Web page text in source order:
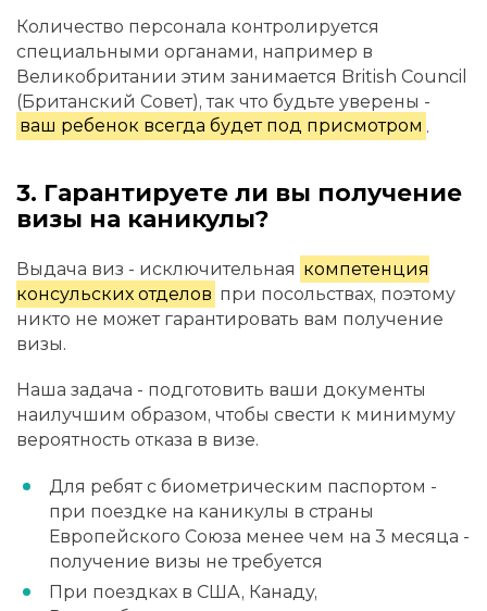
Количество персонала контролируется
специальными органами, например в
Великобритании этим занимается British Council
(Британский Совет), так что будьте уверены -
ваш ребенок всегда будет под присмотром .
3. Гарантируете ли вы получение
визы на каникулы?
Выдача виз - исключительная компетенция
консульских отделов при посольствах, поэтому
никто не может гарантировать вам получение
визы.
Наша задача - подготовить ваши документы
наилучшим образом, чтобы свести к минимуму
вероятность отказа в визе.
Для ребят с биометрическим паспортом -
при поездке на каникулы в страны
Европейского Союза менее чем на 3 месяца -
получение визы не требуется
При поездках в США, Канаду,